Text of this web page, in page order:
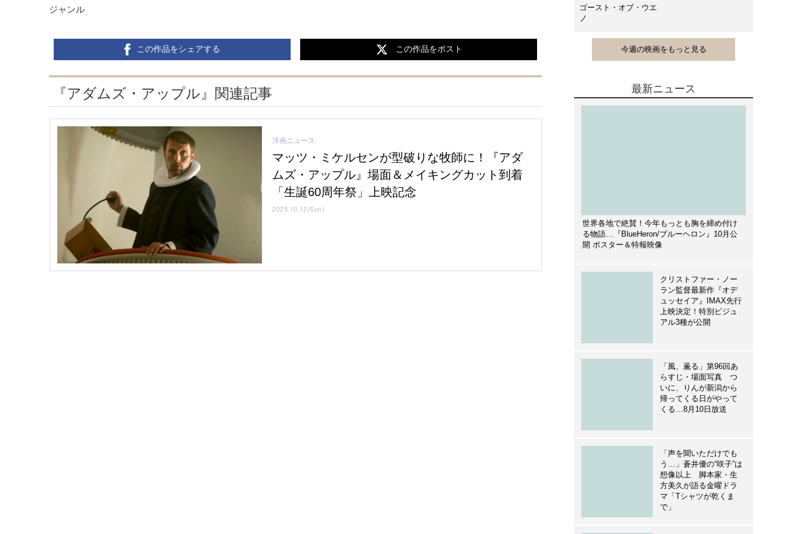
ジャンル
この作品をシェアする この作品をポスト
『アダムズ・アップル』関連記事
洋画ニュース
マッツ・ミケルセンが型破りな牧師に！『アダ
ムズ・アップル』場面＆メイキングカット到着
「生誕60周年祭」上映記念
2025.10.12(Sun)
ゴースト・オブ・ウエ
ノ
今週の映画をもっと見る
最新ニュース
世界各地で絶賛！今年もっとも胸を締め付け
る物語…『BlueHeron/ブルーヘロン』10月公
開 ポスター＆特報映像
クリストファー・ノー
ラン監督最新作『オデ
ュッセイア』IMAX先行
上映決定！特別ビジュ
アル3種が公開
「風、薫る」第96回あ
らすじ・場面写真 つ
いに、りんが新潟から
帰ってくる日がやって
くる…8月10日放送
「声を聞いただけでも
う…」蒼井優の“咲子”は
想像以上 脚本家・生
方美久が語る金曜ドラ
マ「Tシャツが乾くま
で」